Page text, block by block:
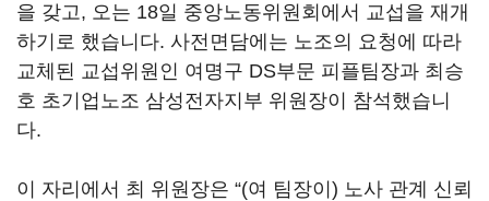
을 갖고, 오는 18일 중앙노동위원회에서 교섭을 재개
하기로 했습니다. 사전면담에는 노조의 요청에 따라
교체된 교섭위원인 여명구 DS부문 피플팀장과 최승
호 초기업노조 삼성전자지부 위원장이 참석했습니
다.
이 자리에서 최 위원장은 “(여 팀장이) 노사 관계 신뢰